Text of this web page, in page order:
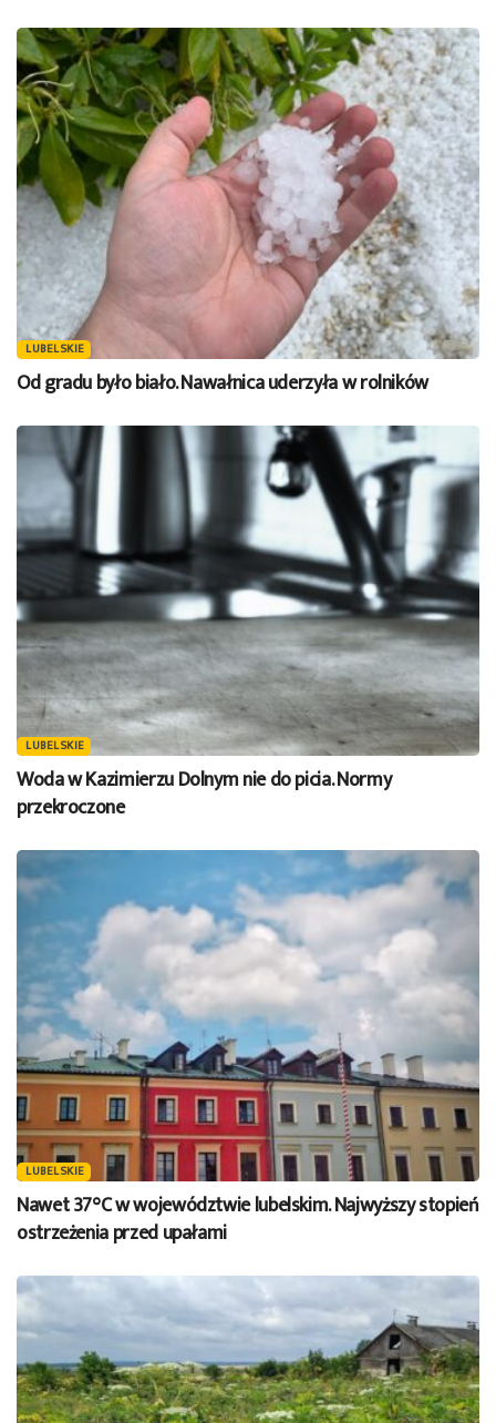
LUBELSKIE
Od gradu było biało. Nawałnica uderzyła w rolników
LUBELSKIE
Woda w Kazimierzu Dolnym nie do picia. Normy
przekroczone
LUBELSKIE
Nawet 37°C w województwie lubelskim. Najwyższy stopień
ostrzeżenia przed upałami